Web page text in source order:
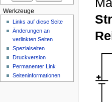
Werkzeuge
Links auf diese Seite
Änderungen an
verlinkten Seiten
Spezialseiten
Druckversion
Permanenter Link
Seiteninformationen